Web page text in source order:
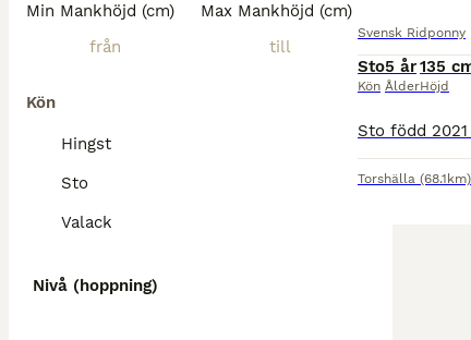
Min Mankhöjd (cm)
Max Mankhöjd (cm)
Kön
Hingst
Sto
Valack
Nivå (hoppning)
Svensk Ridponny
Sto
Kön
5 år
Ålder
135
Höjd
Torshälla (68.1km)